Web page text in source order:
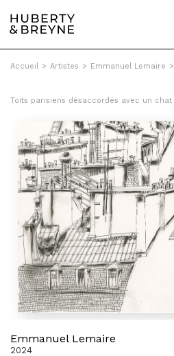
Accueil > Artistes > Emmanuel Lemaire >
Toits parisiens désaccordés avec un chat
Emmanuel Lemaire
2024